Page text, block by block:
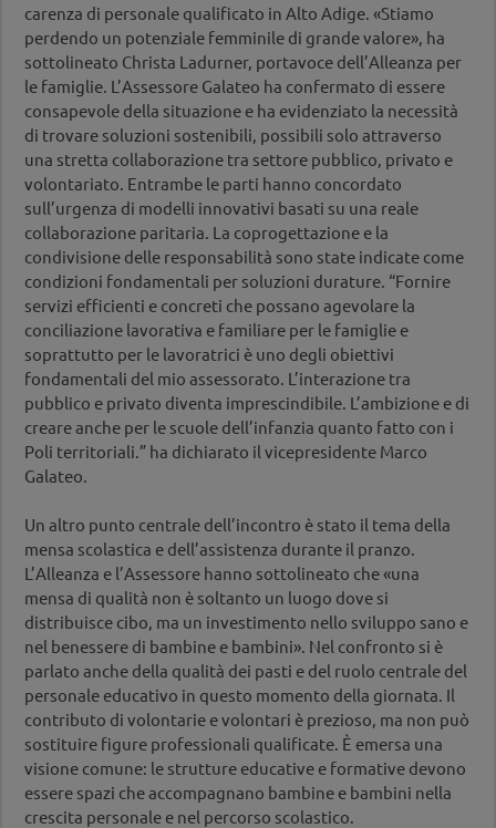
carenza di personale qualificato in Alto Adige. «Stiamo
perdendo un potenziale femminile di grande valore», ha
sottolineato Christa Ladurner, portavoce dell’Alleanza per
le famiglie. L’Assessore Galateo ha confermato di essere
consapevole della situazione e ha evidenziato la necessità
di trovare soluzioni sostenibili, possibili solo attraverso
una stretta collaborazione tra settore pubblico, privato e
volontariato. Entrambe le parti hanno concordato
sull’urgenza di modelli innovativi basati su una reale
collaborazione paritaria. La coprogettazione e la
condivisione delle responsabilità sono state indicate come
condizioni fondamentali per soluzioni durature. “Fornire
servizi efficienti e concreti che possano agevolare la
conciliazione lavorativa e familiare per le famiglie e
soprattutto per le lavoratrici è uno degli obiettivi
fondamentali del mio assessorato. L’interazione tra
pubblico e privato diventa imprescindibile. L’ambizione e di
creare anche per le scuole dell’infanzia quanto fatto con i
Poli territoriali.” ha dichiarato il vicepresidente Marco
Galateo.
Un altro punto centrale dell’incontro è stato il tema della
mensa scolastica e dell’assistenza durante il pranzo.
L’Alleanza e l’Assessore hanno sottolineato che «una
mensa di qualità non è soltanto un luogo dove si
distribuisce cibo, ma un investimento nello sviluppo sano e
nel benessere di bambine e bambini». Nel confronto si è
parlato anche della qualità dei pasti e del ruolo centrale del
personale educativo in questo momento della giornata. Il
contributo di volontarie e volontari è prezioso, ma non può
sostituire figure professionali qualificate. È emersa una
visione comune: le strutture educative e formative devono
essere spazi che accompagnano bambine e bambini nella
crescita personale e nel percorso scolastico.